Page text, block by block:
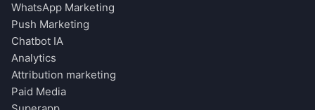
WhatsApp Marketing
Push Marketing
Chatbot IA
Analytics
Attribution marketing
Paid Media